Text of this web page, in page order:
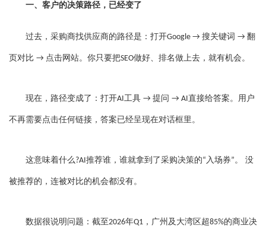
一、客户的决策路径，已经变了
过去，采购商找供应商的路径是：打开Google → 搜关键词 → 翻
页对比 → 点击网站。你只要把SEO做好、排名做上去，就有机会。
现在，路径变成了：打开AI工具 → 提问 → AI直接给答案。用户
不再需要点击任何链接，答案已经呈现在对话框里。
这意味着什么?AI推荐谁，谁就拿到了采购决策的“ 入场券”。 没
被推荐的，连被对比的机会都没有。
数据很说明问题：截至2026年Q1 ，广州及大湾区超85%的商业决